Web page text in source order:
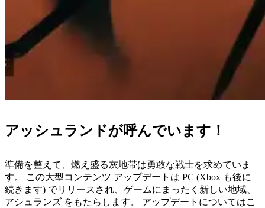
アッシュランドが呼んでいます！
準備を整えて、燃え盛る灰地帯は勇敢な戦士を求めていま
す。 この大型コンテンツ アップデートは PC (Xbox も後に
続きます) でリリースされ、ゲームにまったく新しい地域、
アシュランズ をもたらします。 アップデートについてはこ